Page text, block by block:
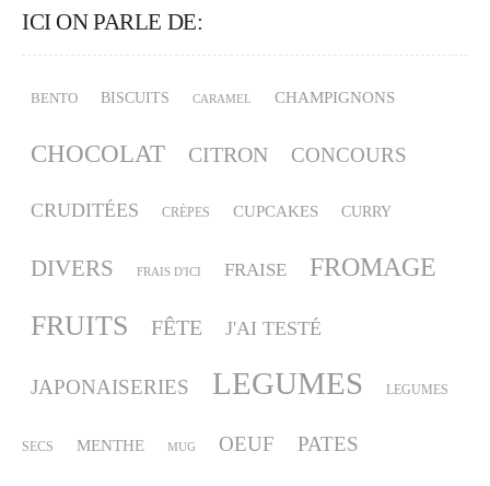
ICI ON PARLE DE:
BENTO BISCUITS CARAMEL CHAMPIGNONS
CHOCOLAT CITRON CONCOURS
CRUDITÉES CRÈPES CUPCAKES CURRY
DIVERS FRAIS D'ICI FRAISE FROMAGE
FRUITS FÊTE J'AI TESTÉ
JAPONAISERIES LEGUMES LEGUMES
SECS MENTHE MUG OEUF PATES